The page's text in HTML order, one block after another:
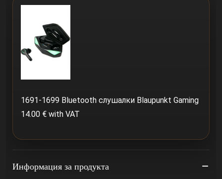
1691-1699 Bluetooth слушалки Blaupunkt Gaming
14.00 € with VAT
Информация за продукта